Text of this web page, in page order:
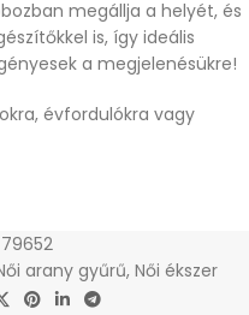
megállja a helyét, és
is, így ideális
a megjelenésükre!
évfordulókra vagy
79652
arany gyűrű, Női ékszer